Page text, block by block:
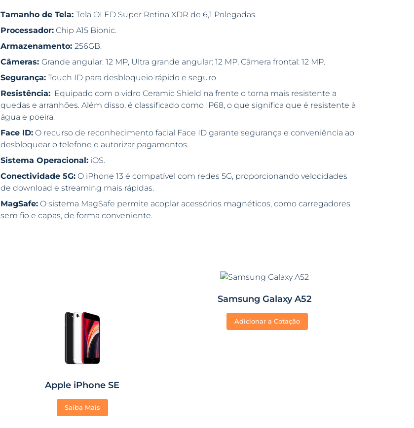
Tamanho de Tela: Tela OLED Super Retina XDR de 6,1 Polegadas.
Processador:Chip A15 Bionic.
Armazenamento: 256GB.
Câmeras: Grande angular: 12 MP, Ultra grande angular: 12 MP, Câmera frontal: 12 MP.
Segurança:Touch ID para desbloqueio rápido e seguro.
Resistência:Equipado com o vidro Ceramic Shield na frente o torna mais resistente a
quedas e arranhões. Além disso, é classificado como IP68, o que significa que é resistente à
água e poeira.
Face ID:O recurso de reconhecimento facial Face ID garante segurança e conveniência ao
desbloquear o telefone e autorizar pagamentos.
Sistema Operacional:iOS.
Conectividade 5G:O iPhone 13 é compatível com redes 5G, proporcionando velocidades
de download e streaming mais rápidas.
MagSafe:O sistema MagSafe permite acoplar acessórios magnéticos, como carregadores
sem fio e capas, de forma conveniente.
Apple iPhone SE
Saiba Mais
Samsung Galaxy A52
Adicionar a Cotação